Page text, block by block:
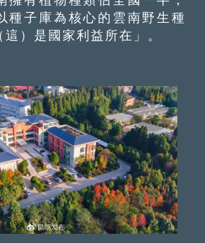
種子庫為核心的雲南野生種
）是國家利益所在」。